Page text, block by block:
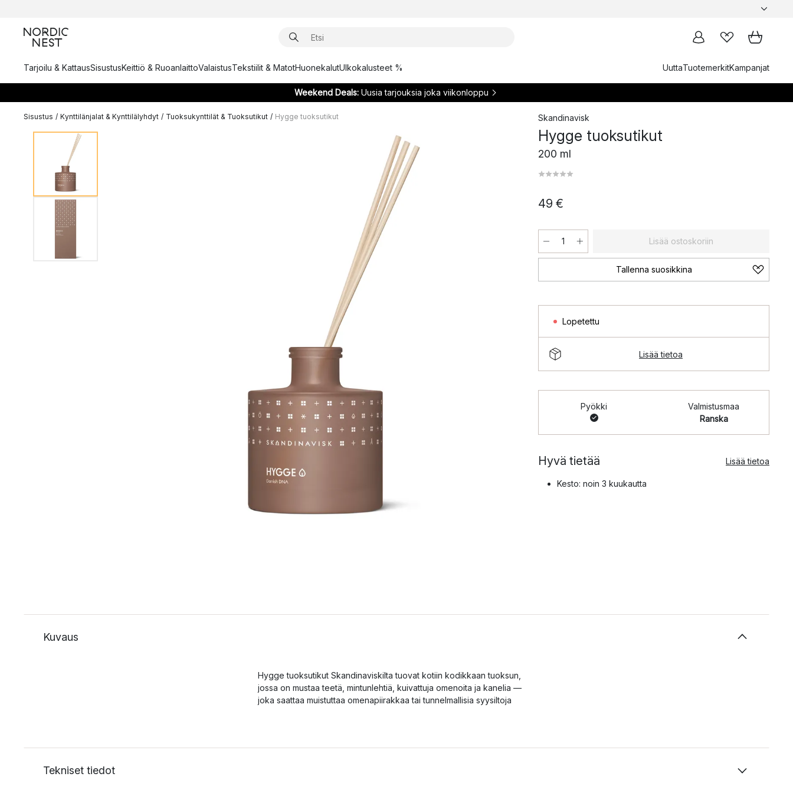
Tarjoilu & KattausSisustusKeittiö & RuoanlaittoValaistusTekstiilit & MatotHuonekalutUlkokalusteet % UuttaTuotemerkitKampanjat
Weekend Deals:Uusia tarjouksia joka viikonloppu
Sisustus / Kynttilänjalat & Kynttilälyhdyt / Tuoksukynttilät & Tuoksutikut / Hygge tuoksutikut Skandinavisk
Hygge tuoksutikut
200 ml
49 €
Lisää ostoskoriin
Tallenna suosikkina
Lopetettu
Lisää tietoa
Pyökki
Valmistusmaa
Ranska
Hyvä tietää Lisää tietoa
Kesto: noin 3 kuukautta
Kuvaus
Hygge tuoksutikut Skandinaviskilta tuovat kotiin kodikkaan tuoksun,
jossa on mustaa teetä, mintunlehtiä, kuivattuja omenoita ja kanelia —
joka saattaa muistuttaa omenapiirakkaa tai tunnelmallisia syysiltoja
Tekniset tiedot